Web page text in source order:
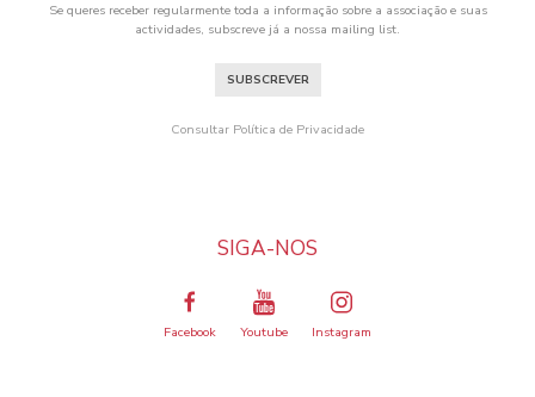
Se queres receber regularmente toda a informação sobre a associação e suas
actividades, subscreve já a nossa mailing list.
SUBSCREVER
Consultar Política de Privacidade
SIGA-NOS
Facebook Youtube Instagram